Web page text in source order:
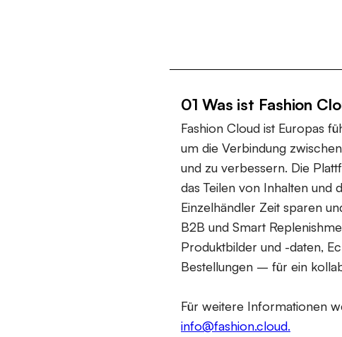
01 Was ist Fashion
Fashion Cloud ist Europas
um die Verbindung
und zu verbessern. Die
das Teilen von Inhalten und
Einzelhändler Zeit sparen
B2B und Smart
Produktbilder und -daten,
Bestellungen – für ein
Für weitere Informationen
info@fashion.cloud.